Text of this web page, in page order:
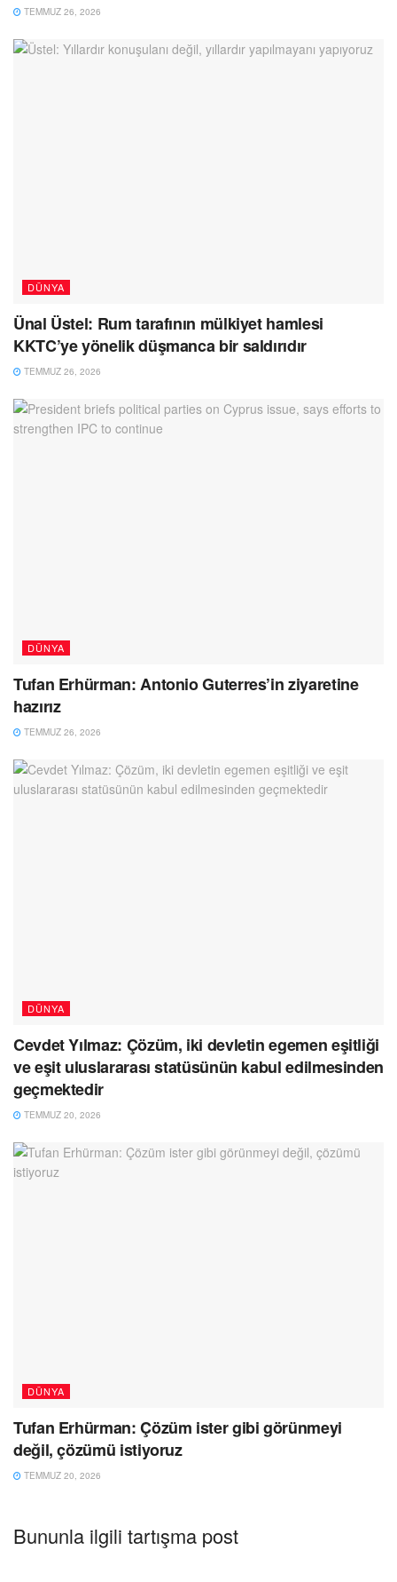
TEMMUZ 26, 2026
DÜNYA
Ünal Üstel: Rum tarafının mülkiyet hamlesi
KKTC’ye yönelik düşmanca bir saldırıdır
TEMMUZ 26, 2026
DÜNYA
Tufan Erhürman: Antonio Guterres’in ziyaretine
hazırız
TEMMUZ 26, 2026
DÜNYA
Cevdet Yılmaz: Çözüm, iki devletin egemen eşitliği
ve eşit uluslararası statüsünün kabul edilmesinden
geçmektedir
TEMMUZ 20, 2026
DÜNYA
Tufan Erhürman: Çözüm ister gibi görünmeyi
değil, çözümü istiyoruz
TEMMUZ 20, 2026
Bununla ilgili tartışma post